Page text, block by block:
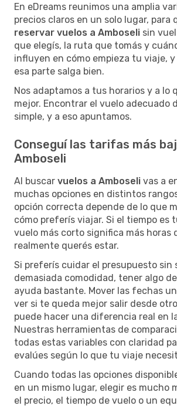
En eDreams reunimos una amplia
precios claros en un solo lugar, para
reservar vuelos a Amboseli sin
que elegís, la ruta que tomás y
influyen en cómo empieza tu viaje,
esa parte salga bien.
Nos adaptamos a tus horarios y a lo
mejor. Encontrar el vuelo adecuado
simple, y a eso apuntamos.
Conseguí las tarifas más
Amboseli
Al buscar vuelos a Amboseli vas a
muchas opciones en distintos
opción correcta depende de lo que
cómo preferís viajar. Si el tiempo es
vuelo más corto significa más horas
realmente querés estar.
Si preferís cuidar el presupuesto sin
demasiada comodidad, tener algo
ayuda bastante. Mover las fechas
ver si te queda mejor salir desde
puede hacer una diferencia real en
Nuestras herramientas de
todas estas variables con claridad
evalúes según lo que tu viaje
Cuando todas las opciones
en un mismo lugar, elegir es mucho
el precio, el tiempo de vuelo o un